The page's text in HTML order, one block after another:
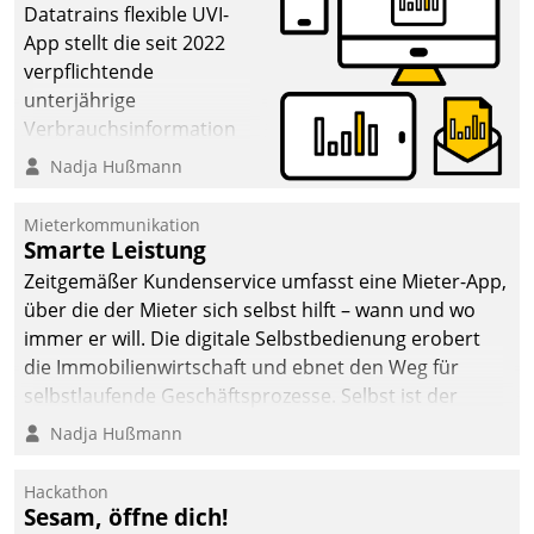
Datatrains flexible UVI-
App stellt die seit 2022
verpflichtende
unterjährige
Verbrauchsinformation
schnell, zuverlässig und
Die monatlichen
Mitteilungen zum
Heizungs- und
Wasserverbrauch gehen
automatisiert, vollständig
und auf Wunsch über
mehrere zuvor
Kommunikationswege bei
Nadja Hußmann
Mieterkommunikation
Smarte Leistung
Zeitgemäßer Kundenservice umfasst eine Mieter-App,
über die der Mieter sich selbst hilft – wann und wo
immer er will. Die digitale Selbstbedienung erobert
die Immobilienwirtschaft und ebnet den Weg für
selbstlaufende Geschäftsprozesse. Selbst ist der
Kunde und smart der Serviceanbieter.
Nadja Hußmann
Hackathon
Sesam, öffne dich!